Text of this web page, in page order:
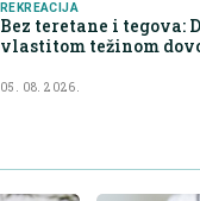
REKREACIJA
Bez teretane i tegova:
vlastitom težinom
05. 08. 2026.